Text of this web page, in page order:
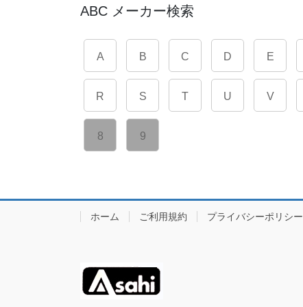
ABC メーカー検索
A B C D E
R S T U V
8 9
ホーム ご利用規約 プライバシーポリシー